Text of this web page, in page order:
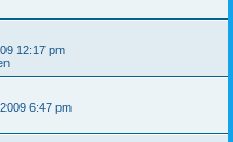
12:17 pm
6:47 pm